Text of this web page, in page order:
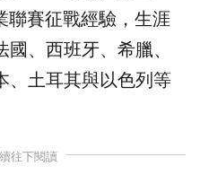
聯賽征戰經驗，生涯
、西班牙、希臘、
、土耳其與以色列等
往下閱讀